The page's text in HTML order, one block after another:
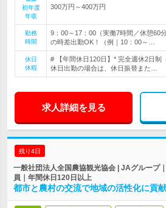
初年度
年収
300万円～400万円
勤務
時間
9：00～17：00（実働7時間／休憩60
の時差出勤OK！（例｜10：00～…
休日
休暇
# 【年間休日120日】* 完全週休2日
休日出勤の場合は、休日振替また…
求人詳細を見る
残り4日
一般社団法人全国農協観光協会 | JAグループ
員｜年間休日120日以上
都市と農村の交流で地域の活性化に貢献